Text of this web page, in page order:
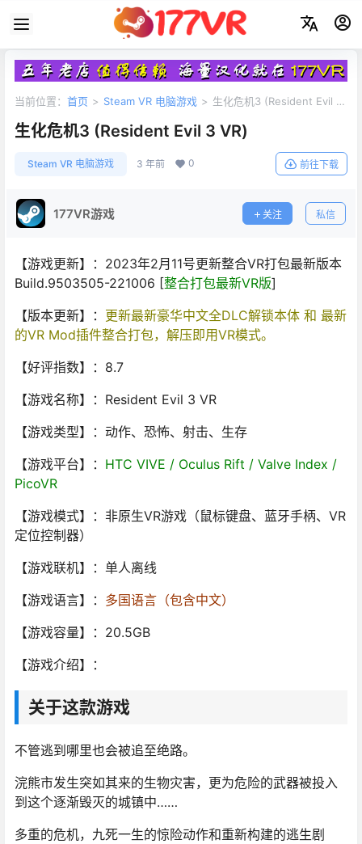
当前位置： 首页 > Steam VR 电脑游戏 > 生化危机3 (Resident Evil 3
生化危机3 (Resident Evil 3 VR)
Steam VR 电脑游戏 3 年前 0 前往下载
177VR游戏 关注 私信
【游戏更新】：2023年2月11号更新整合VR打包最新版本
Build.9503505-221006 [整合打包最新VR版]
【版本更新】： 更新最新豪华中文全DLC解锁本体 和 最新
的VR Mod插件整合打包，解压即用VR模式。
【好评指数】：8.7
【游戏名称】：Resident Evil 3 VR
【游戏类型】：动作、恐怖、射击、生存
【游戏平台】： HTC VIVE / Oculus Rift / Valve Index /
PicoVR
【游戏模式】：非原生VR游戏（鼠标键盘、蓝牙手柄、VR
定位控制器）
【游戏联机】：单人离线
【游戏语言】： 多国语言（包含中文）
【游戏容量】：20.5GB
【游戏介绍】：
关于这款游戏
不管逃到哪里也会被追至绝路。
浣熊市发生突如其来的生物灾害，更为危险的武器被投入
到这个逐渐毁灭的城镇中……
多重的危机，九死一生的惊险动作和重新构建的逃生剧